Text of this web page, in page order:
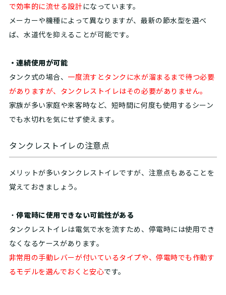
で効率的に流せる設計になっています。
メーカーや機種によって異なりますが、最新の節水型を選べ
ば、水道代を抑えることが可能です。
・連続使用が可能
タンク式の場合、 一度流すとタンクに水が溜まるまで待つ必要
がありますが、タンクレストイレはその必要がありません。
家族が多い家庭や来客時など、短時間に何度も使用するシーン
でも水切れを気にせず使えます。
タンクレストイレの注意点
メリットが多いタンクレストイレですが、注意点もあることを
覚えておきましょう。
・停電時に使用できない可能性がある
タンクレストイレは電気で水を流すため、停電時には使用でき
なくなるケースがあります。
非常用の手動レバーが付いているタイプや、停電時でも作動す
るモデルを選んでおくと安心です。